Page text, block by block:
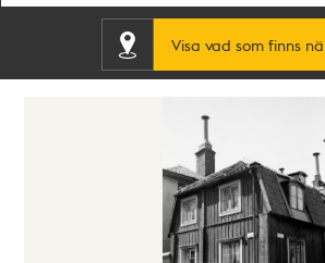
Visa vad som finns